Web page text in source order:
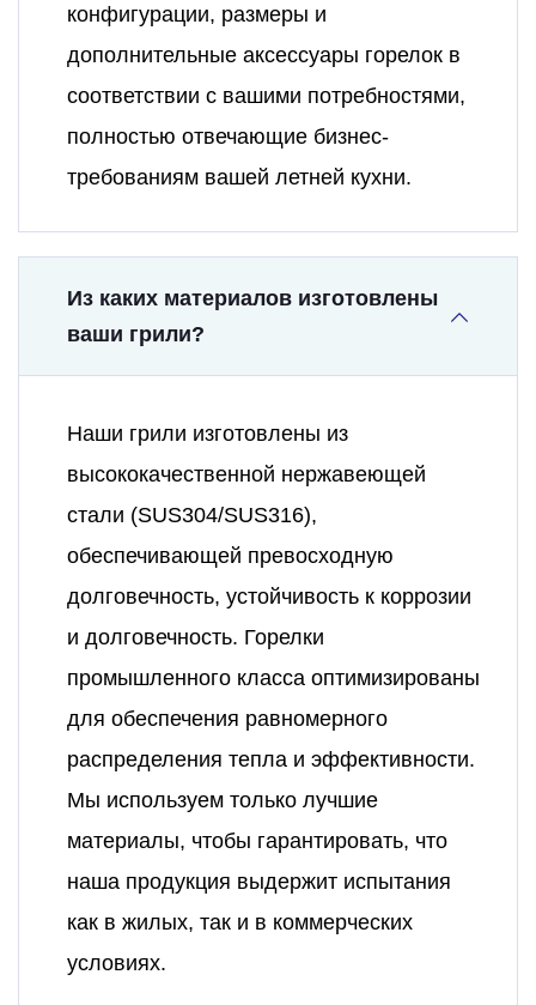
конфигурации, размеры и
дополнительные аксессуары горелок в
соответствии с вашими потребностями,
полностью отвечающие бизнес-
требованиям вашей летней кухни.
Из каких материалов изготовлены
ваши грили?
Наши грили изготовлены из
высококачественной нержавеющей
стали (SUS304/SUS316),
обеспечивающей превосходную
долговечность, устойчивость к коррозии
и долговечность. Горелки
промышленного класса оптимизированы
для обеспечения равномерного
распределения тепла и эффективности.
Мы используем только лучшие
материалы, чтобы гарантировать, что
наша продукция выдержит испытания
как в жилых, так и в коммерческих
условиях.